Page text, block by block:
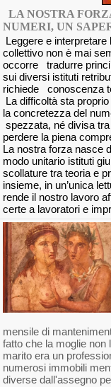
LA NOSTRA
NUMERI, UN
Leggere e
collettivo non è mai
occorre tradurre
sui diversi istituti
richiede conoscenza
La difficoltà sta
la concretezza del
spezzata, né divisa
perdere la piena
La nostra forza nasce
modo unitario istituti
scollature tra teoria e
insieme, in un’unica
rende il nostro lavoro
certe a lavoratori e
mensile di
fatto che la moglie non
marito era un
numerosi immobili
diverse dall'assegno